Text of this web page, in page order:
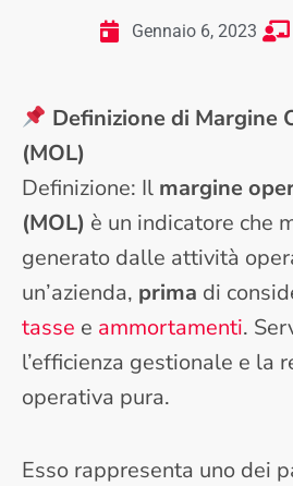
Gennaio 6, 2023
Definizione di Margine
(MOL)
Definizione: Il margine
(MOL) è un indicatore che
generato dalle attività
un’azienda, prima di
tasse e ammortamenti.
l’efficienza gestionale e la
operativa pura.
Esso rappresenta uno dei